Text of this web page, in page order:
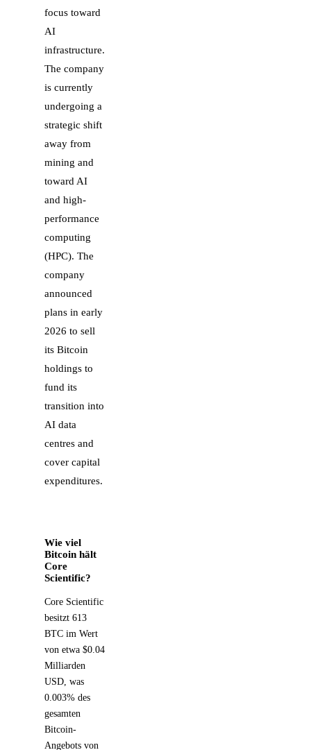
focus toward
AI
infrastructure.
The company
is currently
undergoing a
strategic shift
away from
mining and
toward AI
and high-
performance
computing
(HPC). The
company
announced
plans in early
2026 to sell
its Bitcoin
holdings to
fund its
transition into
AI data
centres and
cover capital
expenditures.
Wie viel
Bitcoin hält
Core
Scientific?
Core Scientific
besitzt 613
BTC im Wert
von etwa $0.04
Milliarden
USD, was
0.003% des
gesamten
Bitcoin-
Angebots von